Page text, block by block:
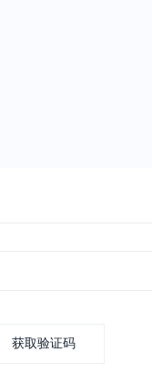
获取验证码